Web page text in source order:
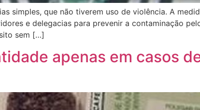
simples, que não tiverem uso de violência. A
e delegacias para prevenir a contaminação
sem […]
apenas em casos